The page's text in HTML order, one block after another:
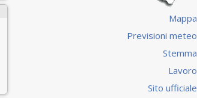
Mappa
Previsioni meteo
Stemma
Lavoro
Sito ufficiale